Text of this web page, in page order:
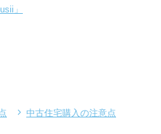
」
中古住宅購入の注意点